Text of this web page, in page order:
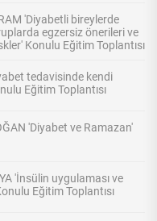
'Diyabetli bireylerde
egzersiz önerileri ve
Konulu Eğitim Toplantısı
tedavisinde kendi
Eğitim Toplantısı
'Diyabet ve Ramazan'
'İnsülin uygulaması ve
Eğitim Toplantısı